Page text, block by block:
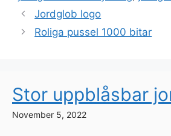
Jordglob logo
Roliga pussel 1000 bitar
Stor uppblåsbar
November 5, 2022